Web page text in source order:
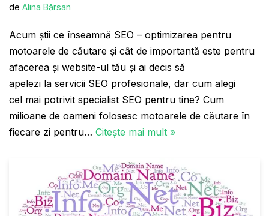
de Alina Bărsan
Acum ştii ce înseamnă SEO – optimizarea pentru
motoarele de căutare şi cât de importantă este pentru
afacerea şi website-ul tău și ai decis să
apelezi la servicii SEO profesionale, dar cum alegi
cel mai potrivit specialist SEO pentru tine? Cum
milioane de oameni folosesc motoarele de căutare în
fiecare zi pentru… Citește mai mult »